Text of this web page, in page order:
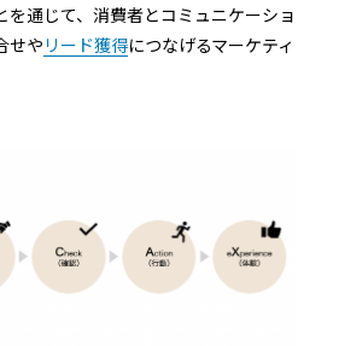
を通じて、消費者とコミュニケーショ
せや リード獲得につなげるマーケティ